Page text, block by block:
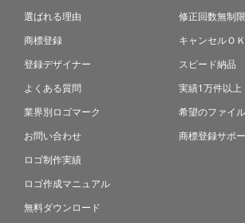
選ばれる理由
商標登録
登録デザイナー
よくある質問
業界別ロゴマーク
お問い合わせ
ロゴ制作実績
ロゴ作成マニュアル
無料ダウンロード
修正回数無制限
キャンセルＯＫ
スピード納品
実績1万件以上
希望のファイ
商標登録サポ